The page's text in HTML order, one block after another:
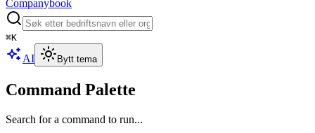
Companybook
⌘K
AI Bytt tema
Command Palette
Search for a command to run...